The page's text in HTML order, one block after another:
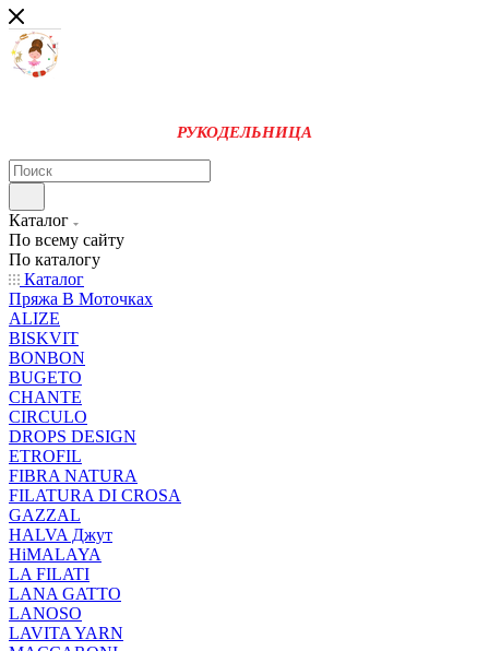
РУКОДЕЛЬНИЦА
Каталог
По всему сайту
По каталогу
Каталог
Пряжа В Моточках
ALIZE
BISKVIT
BONBON
BUGETO
CHANTE
CIRCULO
DROPS DESIGN
ETROFIL
FIBRA NATURA
FILATURA DI CROSA
GAZZAL
HALVA Джут
HiMALAYA
LA FILATI
LANA GATTO
LANOSO
LAVITA YARN